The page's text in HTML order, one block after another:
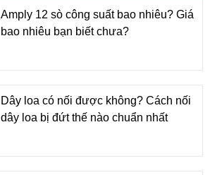
Amply 12 sò công suất bao nhiêu? Giá
bao nhiêu bạn biết chưa?
Dây loa có nối được không? Cách nối
dây loa bị đứt thế nào chuẩn nhất